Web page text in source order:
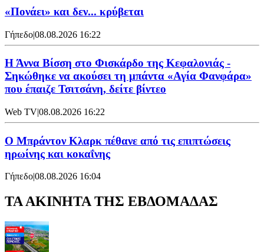
«Πονάει» και δεν... κρύβεται
Γήπεδο|08.08.2026 16:22
Η Άννα Βίσση στο Φισκάρδο της Κεφαλονιάς -
Σηκώθηκε να ακούσει τη μπάντα «Αγία Φανφάρα»
που έπαιζε Τσιτσάνη, δείτε βίντεο
Web TV|08.08.2026 16:22
Ο Μπράντον Κλαρκ πέθανε από τις επιπτώσεις
ηρωίνης και κοκαΐνης
Γήπεδο|08.08.2026 16:04
ΤΑ ΑΚΙΝΗΤΑ ΤΗΣ ΕΒΔΟΜΑΔΑΣ